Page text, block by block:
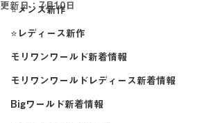
⭐メンズ新作
⭐レディース新作
モリワンワールド新着情報
モリワンワールドレディース新着情報
Bigワールド新着情報
更新日： 7月10日